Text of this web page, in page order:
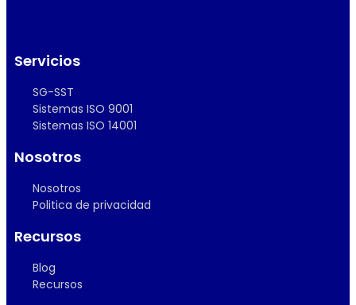
Servicios
SG-SST
Sistemas ISO 9001
Sistemas ISO 14001
Nosotros
Nosotros
Politica de privacidad
Recursos
Blog
Recursos